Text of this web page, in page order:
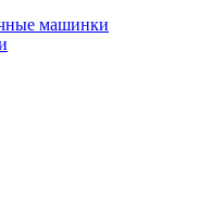
машинки